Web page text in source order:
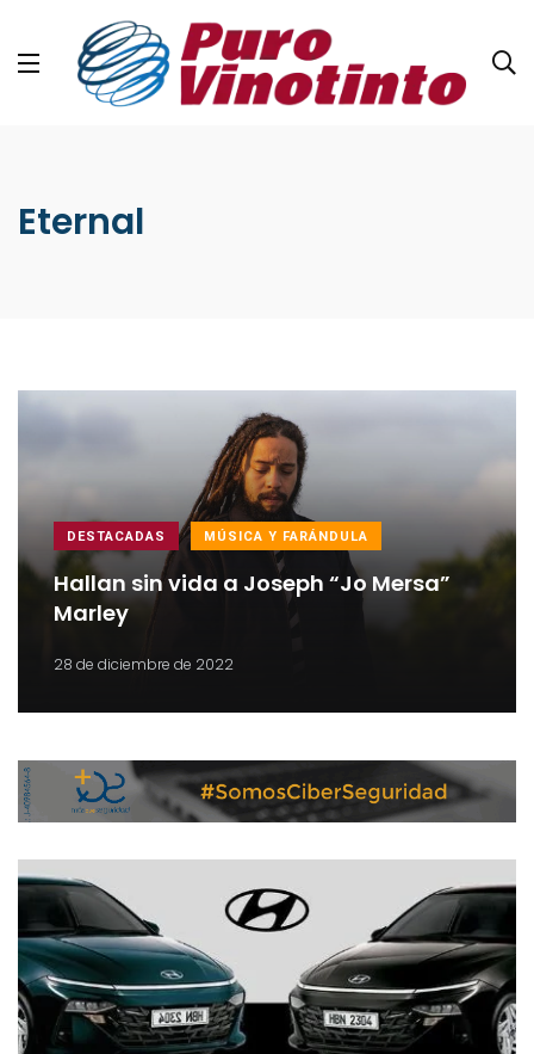
Eternal
DESTACADAS MÚSICA Y FARÁNDULA
Hallan sin vida a Joseph “Jo Mersa”
Marley
28 de diciembre de 2022